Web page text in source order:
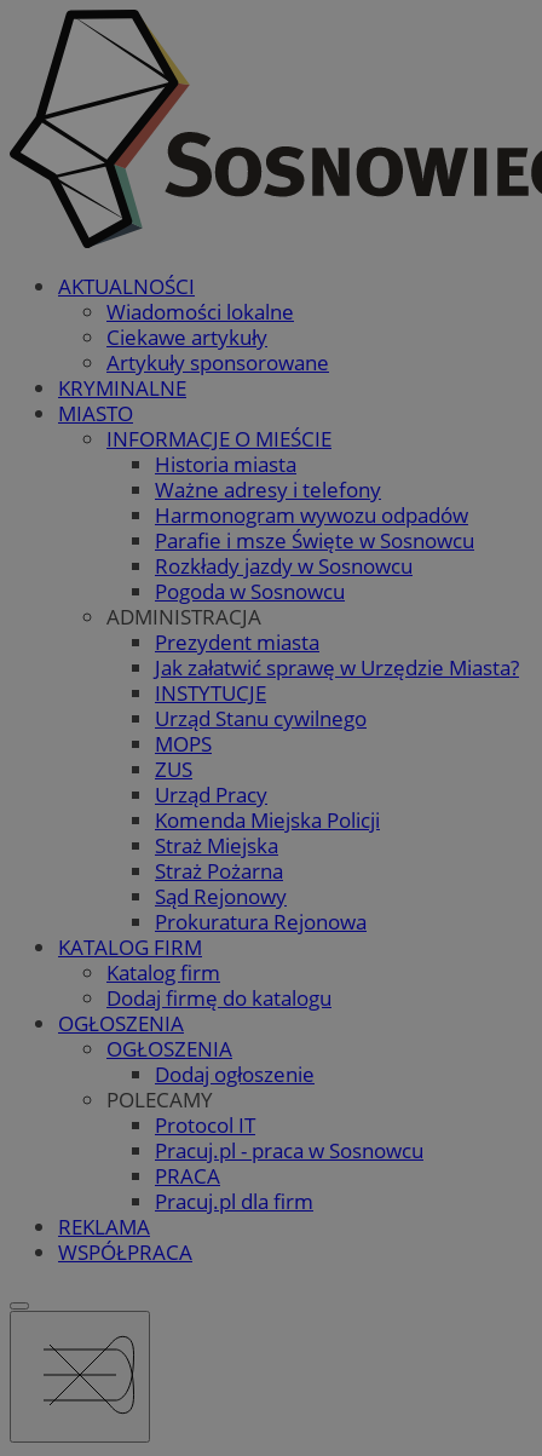
AKTUALNOŚCI
Wiadomości lokalne
Ciekawe artykuły
Artykuły sponsorowane
KRYMINALNE
MIASTO
INFORMACJE O MIEŚCIE
Historia miasta
Ważne adresy i telefony
Harmonogram wywozu odpadów
Parafie i msze Święte w Sosnowcu
Rozkłady jazdy w Sosnowcu
Pogoda w Sosnowcu
ADMINISTRACJA
Prezydent miasta
Jak załatwić sprawę w Urzędzie Miasta?
INSTYTUCJE
Urząd Stanu cywilnego
MOPS
ZUS
Urząd Pracy
Komenda Miejska Policji
Straż Miejska
Straż Pożarna
Sąd Rejonowy
Prokuratura Rejonowa
KATALOG FIRM
Katalog firm
Dodaj firmę do katalogu
OGŁOSZENIA
OGŁOSZENIA
Dodaj ogłoszenie
POLECAMY
Protocol IT
Pracuj.pl - praca w Sosnowcu
PRACA
Pracuj.pl dla firm
REKLAMA
WSPÓŁPRACA